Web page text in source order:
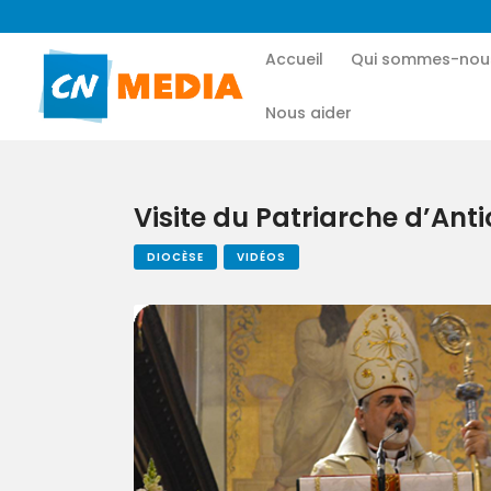
Accueil Qui sommes-
Nous aider
Visite du Patriarche
DIOCÈSE VIDÉOS